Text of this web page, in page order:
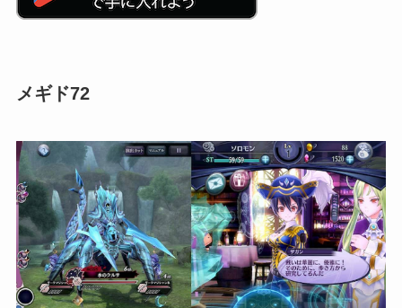
メギド72